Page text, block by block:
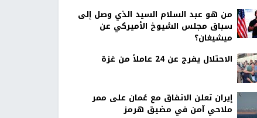
من هو عبد السلام السيد الذي وصل إلى
سباق مجلس الشيوخ الأميركي عن
ميشيغان؟
الاحتلال يفرج عن 24 عاملاً من غزة
إيران تعلن الاتفاق مع عُمان على ممر
ملاحي آمن في مضيق هرمز